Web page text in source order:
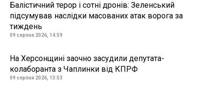
Балістичний терор і сотні дронів: Зеленський
підсумував наслідки масованих атак ворога за
тиждень
09 серпня 2026, 14:59
На Херсонщині заочно засудили депутата-
колаборанта з Чаплинки від КПРФ
09 серпня 2026, 13:53